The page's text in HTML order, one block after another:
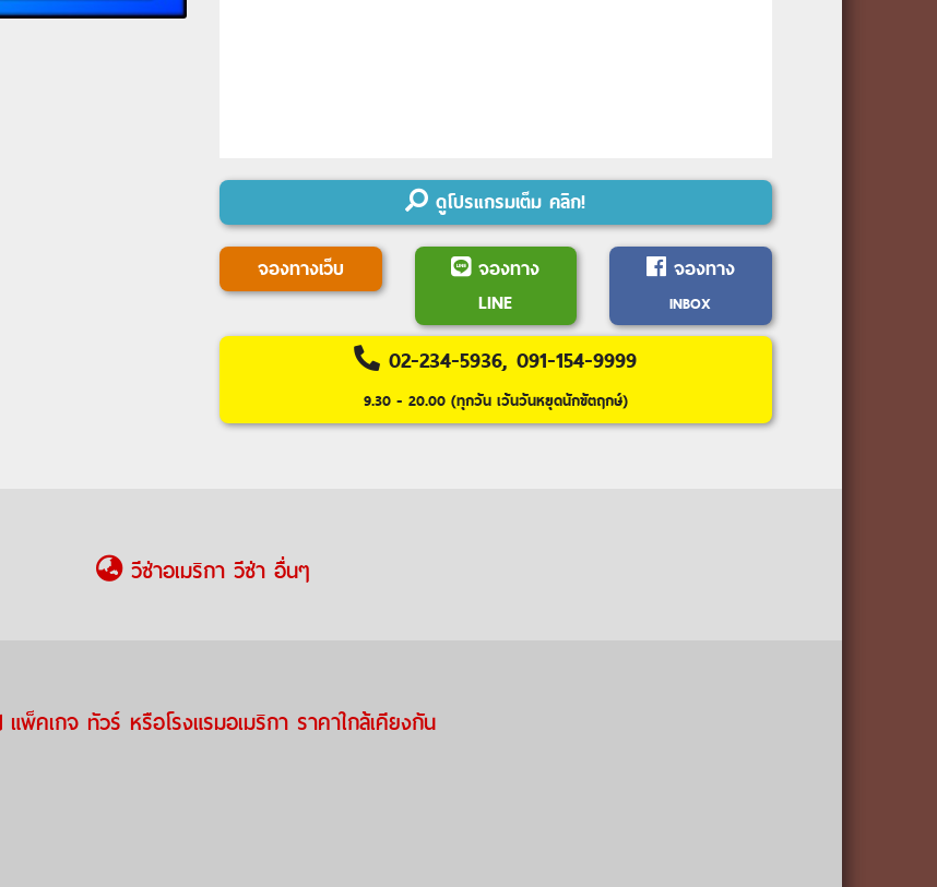
ดูโปรแกรมเต็ม คลิก!
จองทางเว็บ
จองทาง
LINE
จองทาง
INBOX
02-234-5936, 091-154-9999
9.30 - 20.00 (ทุกวัน เว้นวันหยุดนักขัตฤกษ์)
วีซ่าอเมริกา วีซ่า อื่นๆ
แพ็คเกจ ทัวร์ หรือโรงแรมอเมริกา ราคาใกล้เคียงกัน